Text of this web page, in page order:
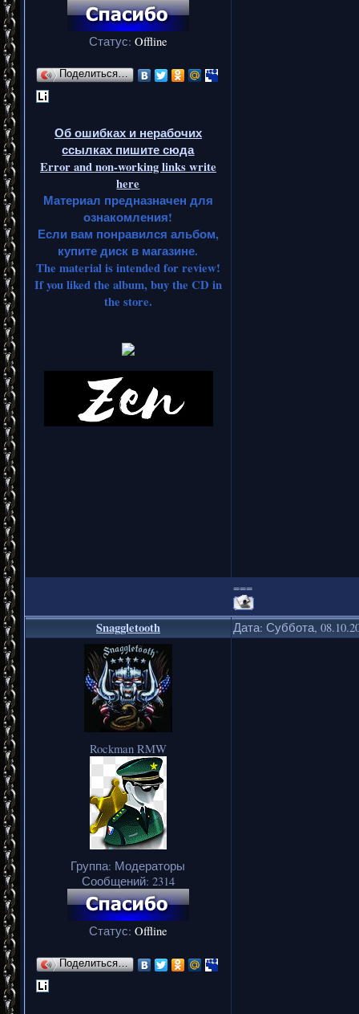
Статус: Offline
Поделиться…
Об ошибках и нерабочих
ссылках пишите сюда
Error and non-working links write
here
Материал предназначен для
ознакомления!
Если вам понравился альбом,
купите диск в магазине.
The material is intended for review!
If you liked the album, buy the CD in
the store.
===
Snaggletooth Дата: Суббота,
Rockman RMW
Группа: Модераторы
Сообщений: 2314
Статус: Offline
Поделиться…